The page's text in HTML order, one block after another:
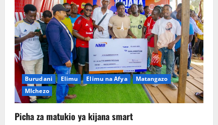
Burudani Elimu Elimu na Afya
Matangazo
MIchezo
Picha za matukio ya kijana smart